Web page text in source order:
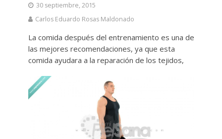
30 septiembre, 2015
Carlos Eduardo Rosas Maldonado
La comida después del entrenamiento es una de
las mejores recomendaciones, ya que esta
comida ayudara a la reparación de los tejidos,